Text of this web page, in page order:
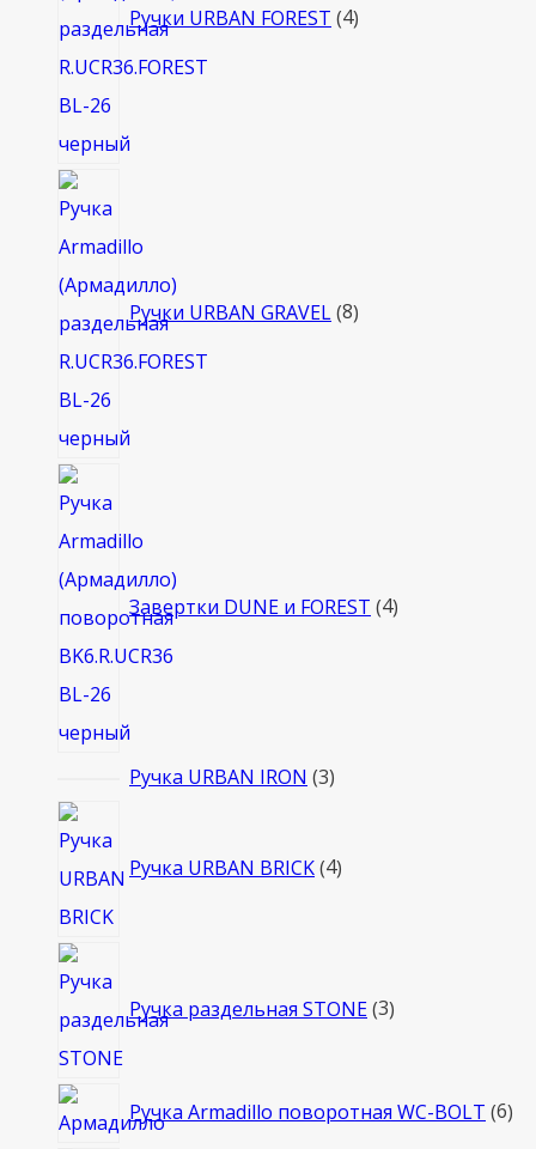
Ручки URBAN FOREST 4
Ручки URBAN GRAVEL 8
Завертки DUNE и FOREST 4
Ручка URBAN IRON 33
Ручка URBAN BRICK 4товара
Ручка раздельная STONE 3товара
Ручка Armadillo поворотная WC-BOLT 66